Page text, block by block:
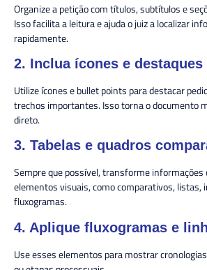
Organize a petição com títulos, subtítulos e
Isso facilita a leitura e ajuda o juiz a localizar
rapidamente.
2. Inclua ícones e
Utilize ícones e bullet points para destacar
trechos importantes. Isso torna o documento
direto.
3. Tabelas e quadros
Sempre que possível, transforme informações
elementos visuais, como comparativos, listas,
fluxogramas.
4. Aplique fluxogramas e
Use esses elementos para mostrar